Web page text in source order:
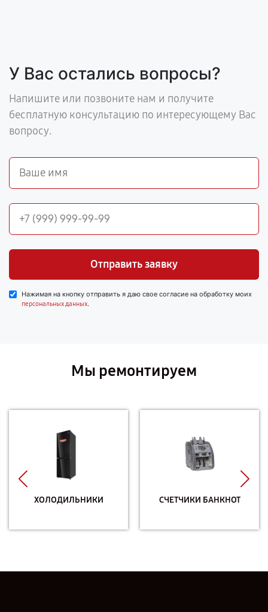
У Вас остались вопросы?
Напишите или позвоните нам и получите
бесплатную консультацию по интересующему Вас
вопросу.
Отправить заявку
Нажимая на кнопку отправить я даю свое согласие на обработку моих
персональных данных.
Мы ремонтируем
ХОЛОДИЛЬНИКИ СЧЕТЧИКИ БАНКНОТ